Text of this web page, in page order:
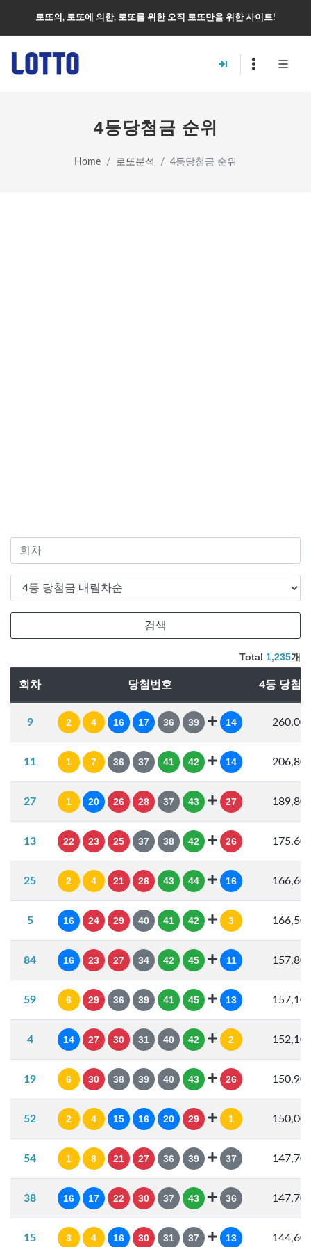
로또의, 로또에 의한, 로또를 위한 오직 로또만을 위한 사이트!
4등당첨금 순위
Home 로또분석 4등당첨금 순위
Total 1,235개
회차 당첨번호 4등 당첨
9 2 4 16 17 36 39 14
11 1 7 36 37 41 42 14
27 1 20 26 28 37 43 27
13 22 23 25 37 38 42 26
25 2 4 21 26 43 44 16
5 16 24 29 40 41 42 3
84 16 23 27 34 42 45 11
59 6 29 36 39 41 45 13
4 14 27 30 31 40 42 2
19 6 30 38 39 40 43 26
52 2 4 15 16 20 29 1
54 1 8 21 27 36 39 37
38 16 17 22 30 37 43 36
15 3 4 16 30 31 37 13